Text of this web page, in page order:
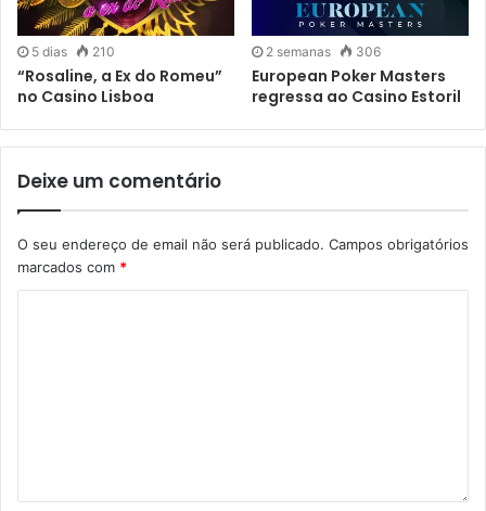
5 dias 210
“Rosaline, a Ex do Romeu”
no Casino Lisboa
2 semanas 306
European Poker Masters
regressa ao Casino Estoril
Deixe um comentário
O seu endereço de email não será publicado. Campos obrigatórios
marcados com *